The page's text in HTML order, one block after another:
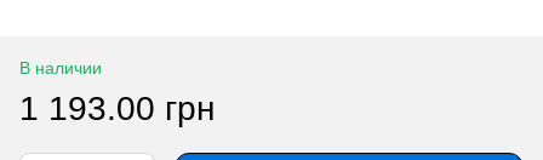
В наличии
1 193.00 грн